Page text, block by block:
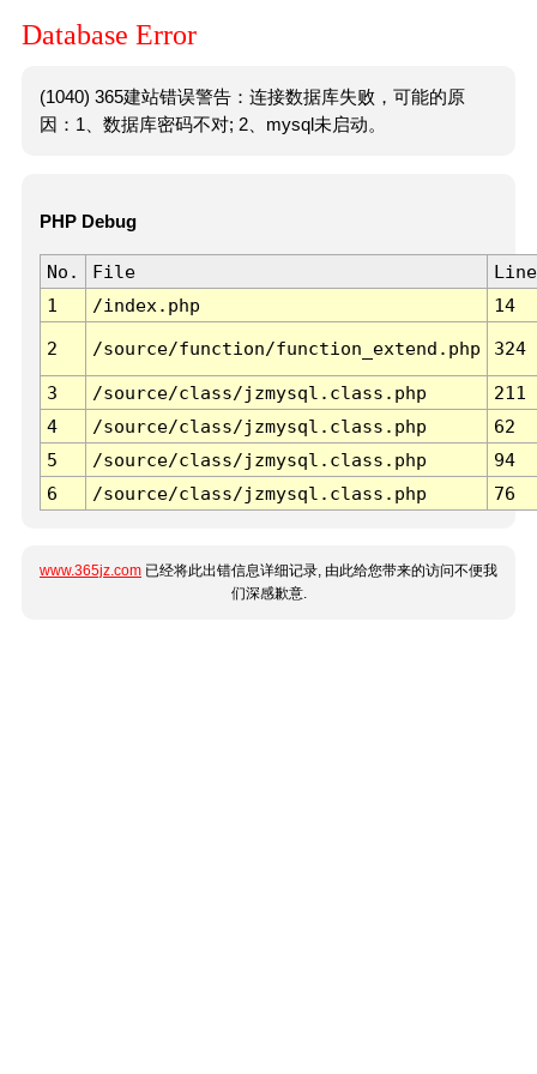
Database Error
(1040) 365建站错误警告：连接数据库失败，可能的原
因：1、数据库密码不对; 2、mysql未启动。
PHP Debug
No. File
Line
1
/index.php 14
2 /source/function/function_extend.php 324
3 /source/class/jzmysql.class.php
211
4
/source/class/jzmysql.class.php
62
5
/source/class/jzmysql.class.php
94
6
/source/class/jzmysql.class.php 76
www.365jz.com 已经将此出错信息详细记录, 由此给您带来的访问不便我
们深感歉意.